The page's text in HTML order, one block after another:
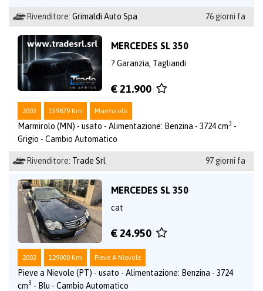
Rivenditore: Grimaldi Auto Spa 76 giorni fa
MERCEDES SL 350
? Garanzia, Tagliandi
€ 21.900
2003 159879 Km Marmirolo
Marmirolo (MN) - usato - Alimentazione: Benzina - 3724 cm3 -
Grigio - Cambio Automatico
Rivenditore: Trade Srl 97 giorni fa
MERCEDES SL 350
cat
€ 24.950
2003 129000 Km Pieve A Nievole
Pieve a Nievole (PT) - usato - Alimentazione: Benzina - 3724
cm3 - Blu - Cambio Automatico